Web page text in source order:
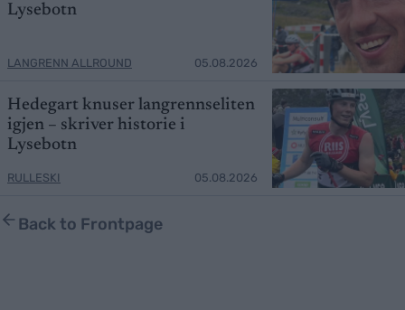
Lysebotn
LANGRENN ALLROUND 05.08.2026
Hedegart knuser langrennseliten
igjen – skriver historie i
Lysebotn
RULLESKI 05.08.2026
Back to Frontpage